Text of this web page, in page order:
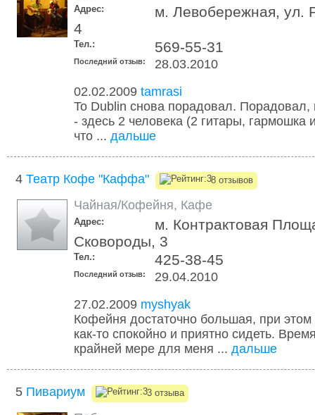
Адрес:
м. Левобережная, ул.
4
Тел.: 569-55-31
Последний отзыв:
28.03.2010
02.02.2009 tamrasi
To Dublin снова порадовал.
- здесь 2 человека (2 гитары, гармошка
что ... дальше
4 Театр Кофе "Каффа" 8 отзывов
Чайная/Кофейня, Кафе
Адрес:
м. Контрактовая
Сковороды, 3
Тел.: 425-38-45
Последний отзыв:
29.04.2010
27.02.2009 myshyak
Кофейня достаточно большая, при
как-то спокойно и приятно сидеть.
крайней мере для меня ... дальше
5 Пивариум 3 отзыва